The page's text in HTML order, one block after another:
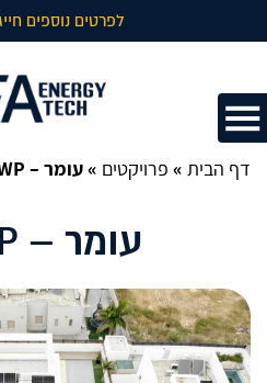
לפרטים נוספים חייגו 04-
דף הבית » פרויקטים »עומר – 20KWP
עומר – 20KWP